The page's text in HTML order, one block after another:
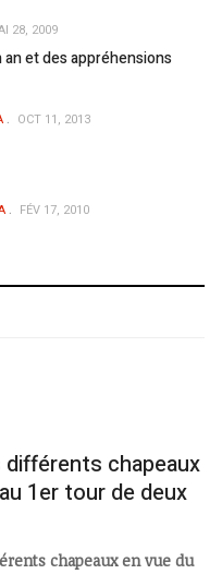
28, 2009
et des appréhensions
OCT 11, 2013
FÉV 17, 2010
différents chapeaux
1er tour de deux
chapeaux en vue du